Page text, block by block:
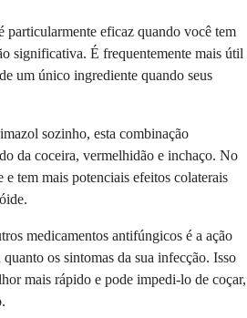
particularmente eficaz quando você tem
significativa. É frequentemente mais útil
um único ingrediente quando seus
sozinho, esta combinação
da coceira, vermelhidão e inchaço. No
e tem mais potenciais efeitos colaterais
medicamentos antifúngicos é a ação
os sintomas da sua infecção. Isso
mais rápido e pode impedi-lo de coçar,